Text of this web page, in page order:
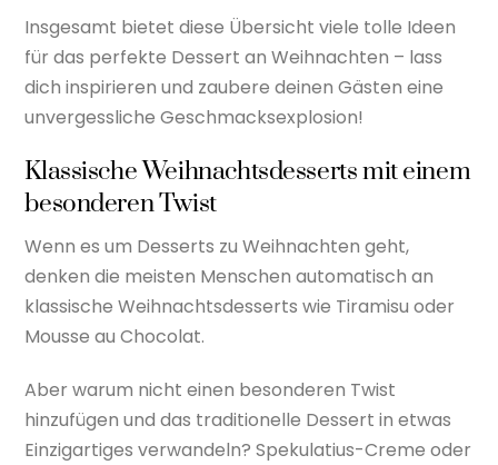
Insgesamt bietet diese Übersicht viele tolle Ideen
für das perfekte Dessert an Weihnachten – lass
dich inspirieren und zaubere deinen Gästen eine
unvergessliche Geschmacksexplosion!
Klassische Weihnachtsdesserts mit einem
besonderen Twist
Wenn es um Desserts zu Weihnachten geht,
denken die meisten Menschen automatisch an
klassische Weihnachtsdesserts wie Tiramisu oder
Mousse au Chocolat.
Aber warum nicht einen besonderen Twist
hinzufügen und das traditionelle Dessert in etwas
Einzigartiges verwandeln? Spekulatius-Creme oder